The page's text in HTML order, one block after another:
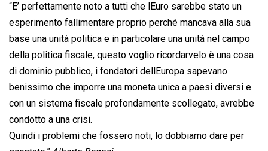
“E’ perfettamente noto a tutti che lEuro sarebbe stato un
esperimento fallimentare proprio perché mancava alla sua
base una unità politica e in particolare una unità nel campo
della politica fiscale, questo voglio ricordarvelo è una cosa
di dominio pubblico, i fondatori dellEuropa sapevano
benissimo che imporre una moneta unica a paesi diversi e
con un sistema fiscale profondamente scollegato, avrebbe
condotto a una crisi.
Quindi i problemi che fossero noti, lo dobbiamo dare per